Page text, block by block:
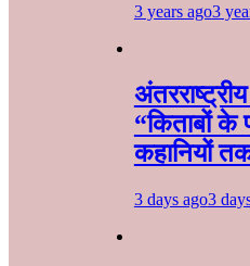
3 years ago3
“किताबों
कहानियों
3 days ago3